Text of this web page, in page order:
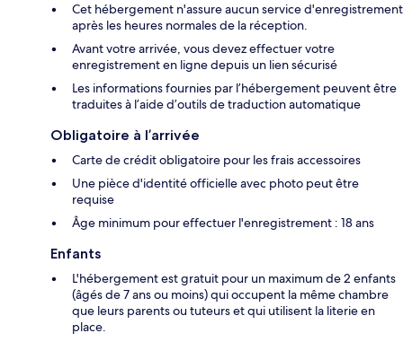
Cet hébergement n'assure aucun service d'enregistrement
après les heures normales de la réception.
Avant votre arrivée, vous devez effectuer votre
enregistrement en ligne depuis un lien sécurisé
Les informations fournies par l’hébergement peuvent être
traduites à l’aide d’outils de traduction automatique
Obligatoire à l’arrivée
Carte de crédit obligatoire pour les frais accessoires
Une pièce d'identité officielle avec photo peut être
requise
Âge minimum pour effectuer l'enregistrement : 18 ans
Enfants
L'hébergement est gratuit pour un maximum de 2 enfants
(âgés de 7 ans ou moins) qui occupent la même chambre
que leurs parents ou tuteurs et qui utilisent la literie en
place.